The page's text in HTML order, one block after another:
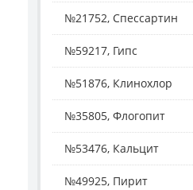
№21752, Спессартин
№59217, Гипс
№51876, Клинохлор
№35805, Флогопит
№53476, Кальцит
№49925, Пирит